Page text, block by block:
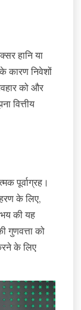
हानि या
कारण निवेशों
को और
वित्तीय
पूर्वाग्रह।
के लिए,
भय की यह
गुणवत्ता को
के लिए